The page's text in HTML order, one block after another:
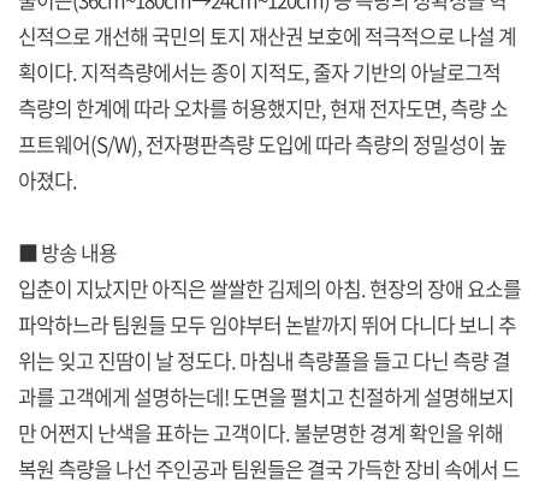
신적으로 개선해 국민의 토지 재산권 보호에 적극적으로 나설 계
획이다. 지적측량에서는 종이 지적도, 줄자 기반의 아날로그적
측량의 한계에 따라 오차를 허용했지만, 현재 전자도면, 측량 소
프트웨어(S/W), 전자평판측량 도입에 따라 측량의 정밀성이 높
아졌다.
■ 방송 내용
입춘이 지났지만 아직은 쌀쌀한 김제의 아침. 현장의 장애 요소를
파악하느라 팀원들 모두 임야부터 논밭까지 뛰어 다니다 보니 추
위는 잊고 진땀이 날 정도다. 마침내 측량폴을 들고 다닌 측량 결
과를 고객에게 설명하는데! 도면을 펼치고 친절하게 설명해보지
만 어쩐지 난색을 표하는 고객이다. 불분명한 경계 확인을 위해
복원 측량을 나선 주인공과 팀원들은 결국 가득한 장비 속에서 드